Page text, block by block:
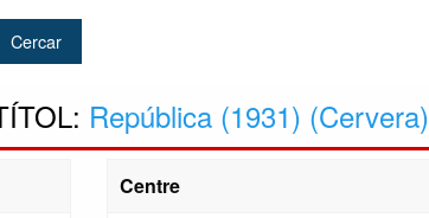
República (1931) (Cervera)
Centre